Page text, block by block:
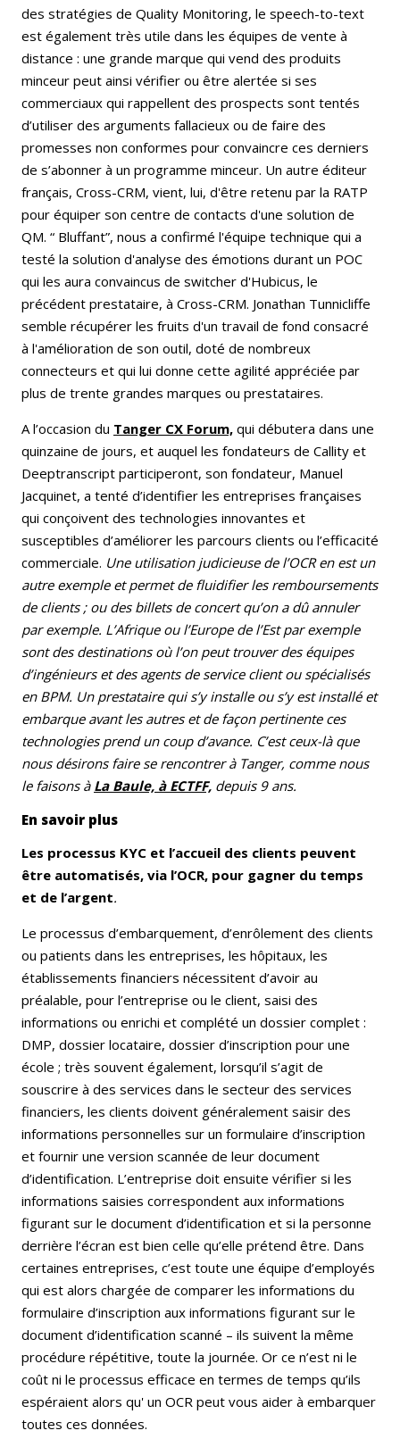
des stratégies de Quality Monitoring, le speech-to-text
est également très utile dans les équipes de vente à
distance : une grande marque qui vend des produits
minceur peut ainsi vérifier ou être alertée si ses
commerciaux qui rappellent des prospects sont tentés
d’utiliser des arguments fallacieux ou de faire des
promesses non conformes pour convaincre ces derniers
de s’abonner à un programme minceur. Un autre éditeur
français, Cross-CRM, vient, lui, d'être retenu par la RATP
pour équiper son centre de contacts d'une solution de
QM. “ Bluffant”, nous a confirmé l'équipe technique qui a
testé la solution d'analyse des émotions durant un POC
qui les aura convaincus de switcher d'Hubicus, le
précédent prestataire, à Cross-CRM. Jonathan Tunnicliffe
semble récupérer les fruits d'un travail de fond consacré
à l'amélioration de son outil, doté de nombreux
connecteurs et qui lui donne cette agilité appréciée par
plus de trente grandes marques ou prestataires.
A l’occasion du Tanger CX Forum, qui débutera dans une
quinzaine de jours, et auquel les fondateurs de Callity et
Deeptranscript participeront, son fondateur, Manuel
Jacquinet, a tenté d’identifier les entreprises françaises
qui conçoivent des technologies innovantes et
susceptibles d’améliorer les parcours clients ou l’efficacité
commerciale. Une utilisation judicieuse de l’OCR en est un
autre exemple et permet de fluidifier les remboursements
de clients ; ou des billets de concert qu’on a dû annuler
par exemple. L’Afrique ou l’Europe de l’Est par exemple
sont des destinations où l’on peut trouver des équipes
d’ingénieurs et des agents de service client ou spécialisés
en BPM. Un prestataire qui s’y installe ou s’y est installé et
embarque avant les autres et de façon pertinente ces
technologies prend un coup d’avance. C’est ceux-là que
nous désirons faire se rencontrer à Tanger, comme nous
le faisons à La Baule, à ECTFF, depuis 9 ans.
En savoir plus
Les processus KYC et l’accueil des clients peuvent
être automatisés, via l’OCR, pour gagner du temps
et de l’argent.
Le processus d’embarquement, d’enrôlement des clients
ou patients dans les entreprises, les hôpitaux, les
établissements financiers nécessitent d’avoir au
préalable, pour l’entreprise ou le client, saisi des
informations ou enrichi et complété un dossier complet :
DMP, dossier locataire, dossier d’inscription pour une
école ; très souvent également, lorsqu’il s’agit de
souscrire à des services dans le secteur des services
financiers, les clients doivent généralement saisir des
informations personnelles sur un formulaire d’inscription
et fournir une version scannée de leur document
d’identification. L’entreprise doit ensuite vérifier si les
informations saisies correspondent aux informations
figurant sur le document d’identification et si la personne
derrière l’écran est bien celle qu’elle prétend être. Dans
certaines entreprises, c’est toute une équipe d’employés
qui est alors chargée de comparer les informations du
formulaire d’inscription aux informations figurant sur le
document d’identification scanné – ils suivent la même
procédure répétitive, toute la journée. Or ce n’est ni le
coût ni le processus efficace en termes de temps qu’ils
espéraient alors qu' un OCR peut vous aider à embarquer
toutes ces données.